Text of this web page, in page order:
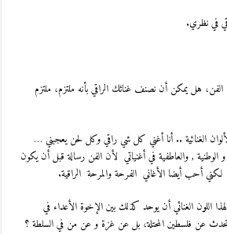
في نظري.
هل يمكن أن نصنف غنائك الراقي بأنه ملتزم، ملتزم
الغنائية .. أنا أغني كل شي راقي وكل لحن يعجبني …
الوطنية , والعاطفية في أغنياتي لأن الفن رسالة قبل أن يكون
أحب أيضا الأغاني الفرحة والمرحة الراقية.
الغنائي أن يوحد كذلك بين الإخوة الأعداء في
عن فلسطين المحتلة، بل عن غزة و عن من في السلطة ؟